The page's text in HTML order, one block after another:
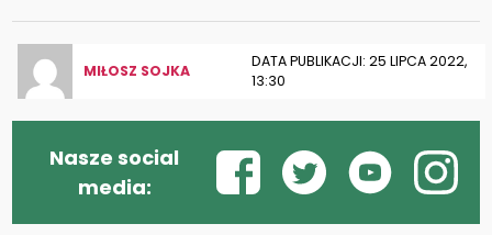
MIŁOSZ SOJKA
DATA PUBLIKACJI: 25 LIPCA 2022,
13:30
Nasze social
media: